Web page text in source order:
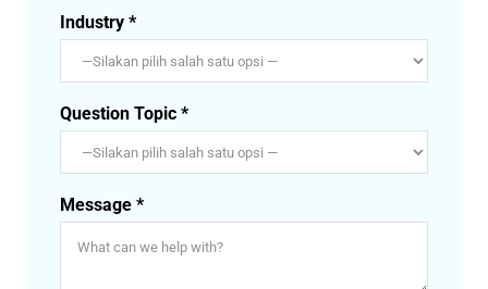
Industry *
Question Topic *
Message *